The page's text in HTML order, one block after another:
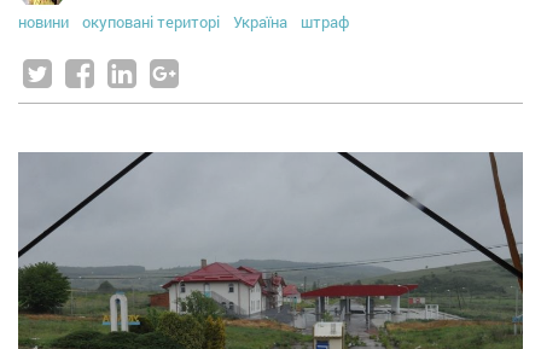
новини
окуповані територі Україна штраф